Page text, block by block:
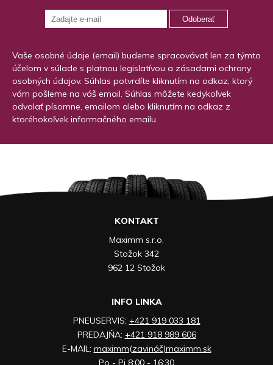
Odoberať
Vaše osobné údaje (email) budeme spracovávať len za týmto
účelom v súlade s platnou legislatívou a zásadami ochrany
osobných údajov. Súhlas potvrdíte kliknutím na odkaz, ktorý
vám pošleme na váš email. Súhlas môžete kedykoľvek
odvolať písomne, emailom alebo kliknutím na odkaz z
ktoréhokoľvek informačného emailu.
KONTAKT
Maximm s.r.o.
Stožok 342
962 12 Stožok
INFO LINKA
PNEUSERVIS: +421 919 033 181
PREDAJŇA: +421 918 989 606
E-MAIL: maximm(zavináč)maximm.sk
Po - Pi 8:00 - 16:30